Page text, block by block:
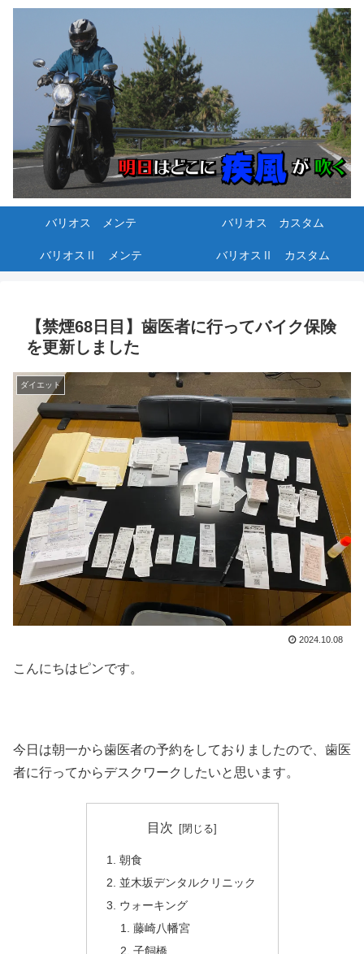
バリオス メンテ バリオス カスタム
バリオスⅡ メンテ バリオスⅡ カスタム
【禁煙68日目】歯医者に行ってバイク保険
を更新しました
ダイエット
2024.10.08
こんにちはピンです。
今日は朝一から歯医者の予約をしておりましたので、歯医
者に行ってからデスクワークしたいと思います。
目次
朝食
並木坂デンタルクリニック
ウォーキング
藤崎八幡宮
子飼橋